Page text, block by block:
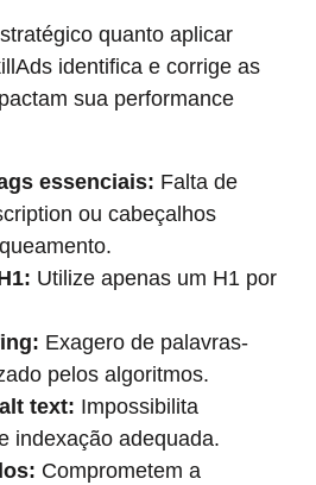
quanto aplicar
identifica e corrige as
sua performance
essenciais: Falta de
ou cabeçalhos
Utilize apenas um H1 por
Exagero de palavras-
pelos algoritmos.
text: Impossibilita
indexação adequada.
Comprometem a